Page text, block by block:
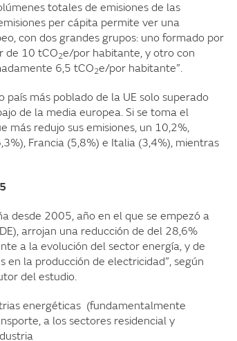
totales de emisiones de las
per cápita permite ver una
con dos grandes grupos: uno formado por
de 10 tCO2e/por habitante, y otro con
6,5 tCO2e/por habitante”.
país más poblado de la UE solo superado
de la media europea. Si se toma el
redujo sus emisiones, un 10,2%,
Francia (5,8%) e Italia (3,4%), mientras
desde 2005, año en el que se empezó a
arrojan una reducción de del 28,6%
a la evolución del sector energía, y de
la producción de electricidad”, según
del estudio.
energéticas (fundamentalmente
a los sectores residencial y